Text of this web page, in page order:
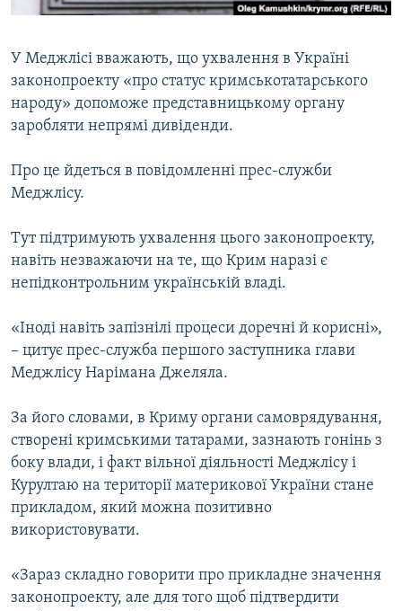
ІНФОГРАФІКА
ДОЛУЧАЙСЯ!
Усі сайти RFE/RL
У Меджлісі вважають, що ухвалення в Україні
законопроекту «про статус кримськотатарського
народу» допоможе представницькому органу
заробляти непрямі дивіденди.
Про це йдеться в повідомленні прес-служби
Меджлісу.
Тут підтримують ухвалення цього законопроекту,
навіть незважаючи на те, що Крим наразі є
непідконтрольним українській владі.
«Іноді навіть запізнілі процеси доречні й корисні»,
– цитує прес-служба першого заступника глави
Меджлісу Нарімана Джеляла.
За його словами, в Криму органи самоврядування,
створені кримськими татарами, зазнають гонінь з
боку влади, і факт вільної діяльності Меджлісу і
Курултаю на території материкової України стане
прикладом, який можна позитивно
використовувати.
«Зараз складно говорити про прикладне значення
законопроекту, але для того щоб підтвердити